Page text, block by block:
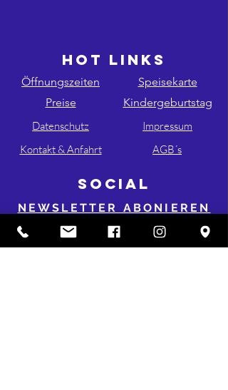
HOT LINKS
Öffnungszeiten
Preise
Datenschutz
Kontakt & Anfahrt
Speisekarte
Kindergeburtstag
Impressum
AGB´s
SOCIAL
NEWSLETTER ABONIEREN
FOLGE UNS AUF INSTA & FB